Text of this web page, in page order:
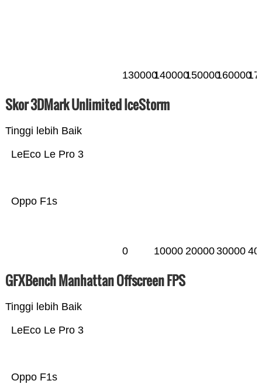
130000140000150000160000
Skor 3DMark Unlimited IceStorm
Tinggi lebih Baik
Oppo F1s
LeEco Le Pro 3
0 10000 2000030000
GFXBench Manhattan Offscreen FPS
Tinggi lebih Baik
Oppo F1s
LeEco Le Pro 3